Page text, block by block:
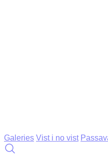
Galeries Vist i no vist